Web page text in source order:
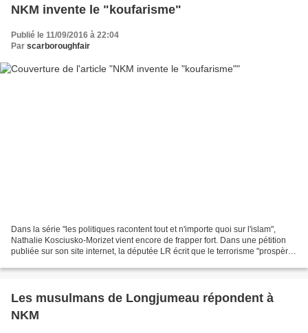
NKM invente le "koufarisme"
Publié le 11/09/2016 à 22:04
Par scarboroughfair
Dans la série "les politiques racontent tout et n'importe quoi sur l'islam",
Nathalie Kosciusko-Morizet vient encore de frapper fort. Dans une pétition
publiée sur son site internet, la députée LR écrit que le terrorisme "prospère
Les musulmans de Longjumeau répondent à
NKM